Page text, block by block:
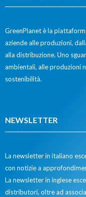
GreenPlanet è la
aziende alle produzioni,
alla distribuzione. Uno
ambientali, alle produzioni
sostenibilità.
NEWSLETTER
La newsletter in italiano
con notizie a
La newsletter in inglese
distributori, oltre ad